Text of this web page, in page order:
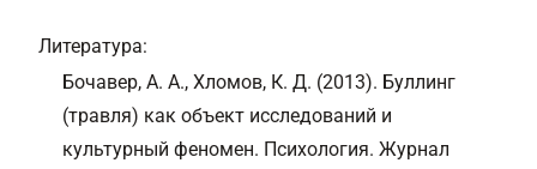
Литература:
Бочавер, А. А., Хломов, К. Д. (2013). Буллинг
(травля) как объект исследований и
культурный феномен. Психология. Журнал